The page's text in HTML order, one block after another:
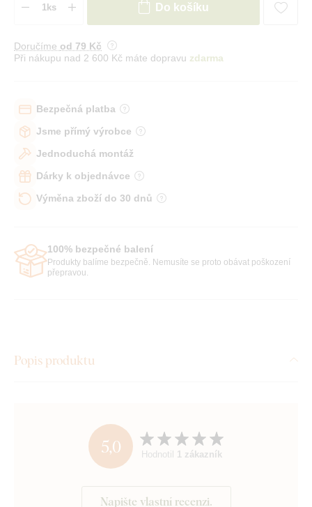
Do košíku
Doručíme od 79 Kč
Při nákupu nad 2 600 Kč máte dopravu zdarma
Bezpečná platba
Jsme přímý výrobce
Jednoduchá montáž
Dárky k objednávce
Výměna zboží do 30 dnů
100% bezpečné balení
Produkty balíme bezpečně. Nemusíte se proto obávat poškození
přepravou.
Popis produktu
5,0 Hodnotil 1 zákazník
Napište vlastní recenzi.